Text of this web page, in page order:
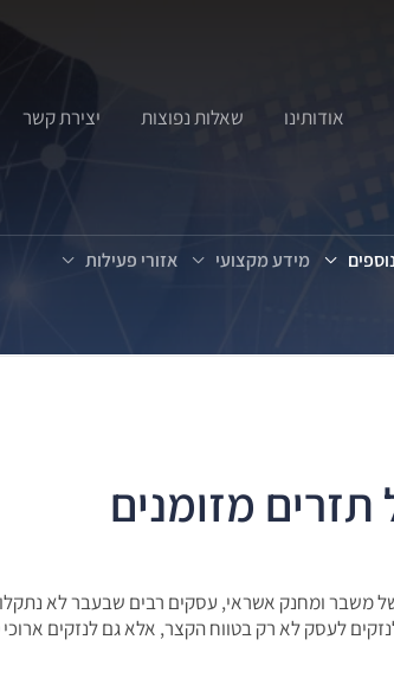
אודותינו שאלות נפוצות יצירת קשר
מידע מקצועי אזורי פעילות
מזומנים
משבר ומחנק אשראי, עסקים רבים שבעבר לא
לעסק לא רק בטווח הקצר, אלא גם לנזקים